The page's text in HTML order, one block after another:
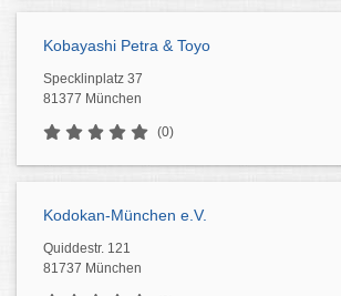
Kobayashi Petra & Toyo
Specklinplatz 37
81377 München
(0)
Kodokan-München e.V.
Quiddestr. 121
81737 München